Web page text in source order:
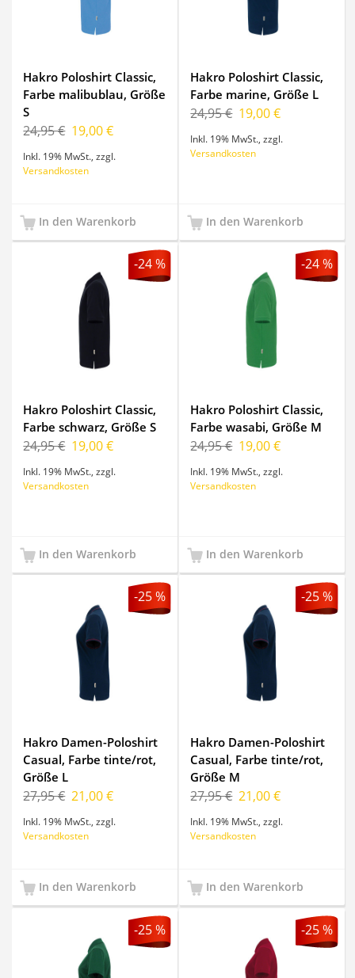
Hakro Poloshirt Classic,
Farbe malibublau, Größe
S
24,95 € 19,00 €
Inkl. 19% MwSt. ,zzgl.
Versandkosten
In den Warenkorb
Hakro Poloshirt Classic,
Farbe marine, Größe L
24,95 € 19,00 €
Inkl. 19% MwSt. ,zzgl.
Versandkosten
In den Warenkorb
-24 %
Hakro Poloshirt Classic,
Farbe schwarz, Größe S
24,95 € 19,00 €
Inkl. 19% MwSt. ,zzgl.
Versandkosten
In den Warenkorb
-24 %
Hakro Poloshirt Classic,
Farbe wasabi, Größe M
24,95 € 19,00 €
Inkl. 19% MwSt. ,zzgl.
Versandkosten
In den Warenkorb
-25 %
Hakro Damen-Poloshirt
Casual, Farbe tinte/rot,
Größe L
27,95 € 21,00 €
Inkl. 19% MwSt. ,zzgl.
Versandkosten
In den Warenkorb
-25 %
Hakro Damen-Poloshirt
Casual, Farbe tinte/rot,
Größe M
27,95 € 21,00 €
Inkl. 19% MwSt. ,zzgl.
Versandkosten
In den Warenkorb
-25 % -25 %